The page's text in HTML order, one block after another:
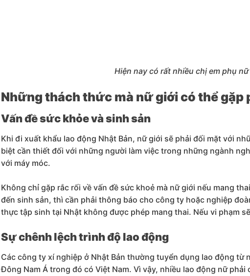
Hiện nay có rất nhiều chị em phụ
Những thách thức mà nữ giới có thể gặp
Vấn đề sức khỏe và sinh sản
Khi đi xuất khẩu lao động Nhật Bản, nữ giới sẽ phải đối mặt với
biệt cần thiết đối với những người làm việc trong những ngành
với máy móc.
Không chỉ gặp rắc rối về vấn đề sức khoẻ mà nữ giới nếu mang
đến sinh sản, thì cần phải thông báo cho công ty hoặc nghiệp
thực tập sinh tại Nhật không được phép mang thai. Nếu vi phạm
Sự chênh lệch trình độ lao động
Các công ty xí nghiệp ở Nhật Bản thường tuyển dụng lao động từ
Đông Nam Á trong đó có Việt Nam. Vì vậy, nhiều lao động nữ